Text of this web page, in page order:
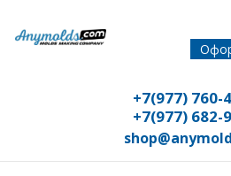
+7(977) 760-
+7(977) 682-